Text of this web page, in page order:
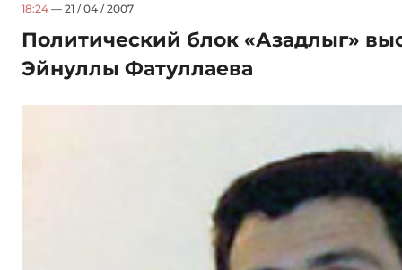
18:24 — 21 / 04 / 2007
Политический блок «Азадлыг»
Эйнуллы Фатуллаева